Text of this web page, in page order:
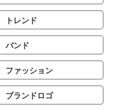
トレンド
バンド
ファッション
ブランドロゴ